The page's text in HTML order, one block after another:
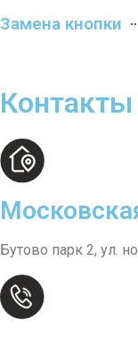
Замена кнопки
Контакты
Бутово парк 2, ул.